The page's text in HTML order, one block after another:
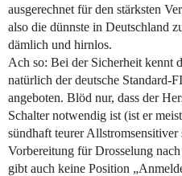
ausgerechnet für den stärksten
also die dünnste in Deutschland
dämlich und hirnlos.
Ach so: Bei der Sicherheit kennt
natürlich der deutsche Standard-
angeboten. Blöd nur, dass der
Schalter notwendig ist (ist er
sündhaft teurer Allstromsensitiver
Vorbereitung für Drosselung
gibt auch keine Position